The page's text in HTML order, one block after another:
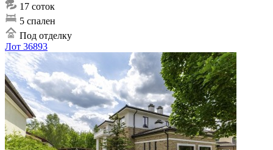
17 соток
5 спален
Под отделку
Лот 36893